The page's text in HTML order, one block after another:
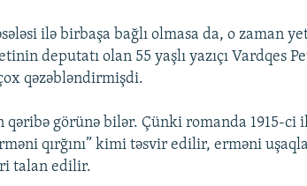
ilə birbaşa bağlı olmasa da, o zaman
deputatı olan 55 yaşlı yazıçı Vardqes
qəzəbləndirmişdi.
qəribə görünə bilər. Çünki romanda 1915-ci
qırğını” kimi təsvir edilir, erməni
talan edilir.